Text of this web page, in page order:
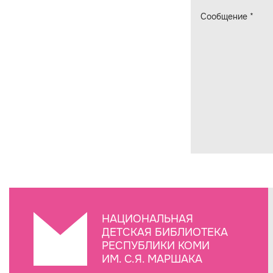
Сообщение *
НАЦИОНАЛЬНАЯ
ДЕТСКАЯ БИБЛИОТЕКА
РЕСПУБЛИКИ КОМИ
ИМ. С.Я. МАРШАКА